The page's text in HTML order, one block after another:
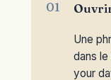
Une
dans le
your